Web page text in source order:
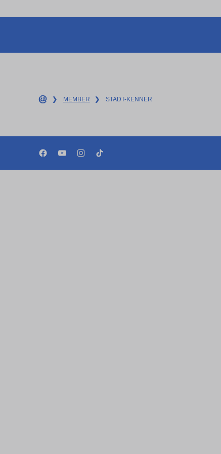
❯ MEMBER ❯ STADT-KENNER